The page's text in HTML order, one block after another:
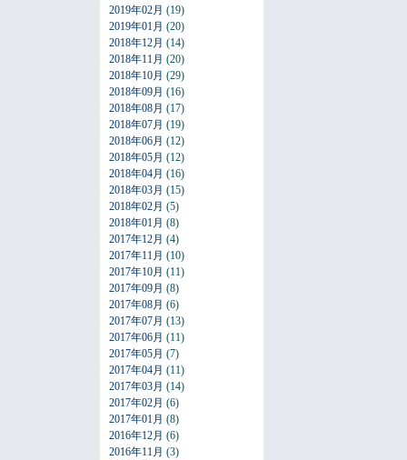
2019年02月 (19)
2019年01月 (20)
2018年12月 (14)
2018年11月 (20)
2018年10月 (29)
2018年09月 (16)
2018年08月 (17)
2018年07月 (19)
2018年06月 (12)
2018年05月 (12)
2018年04月 (16)
2018年03月 (15)
2018年02月 (5)
2018年01月 (8)
2017年12月 (4)
2017年11月 (10)
2017年10月 (11)
2017年09月 (8)
2017年08月 (6)
2017年07月 (13)
2017年06月 (11)
2017年05月 (7)
2017年04月 (11)
2017年03月 (14)
2017年02月 (6)
2017年01月 (8)
2016年12月 (6)
2016年11月 (3)